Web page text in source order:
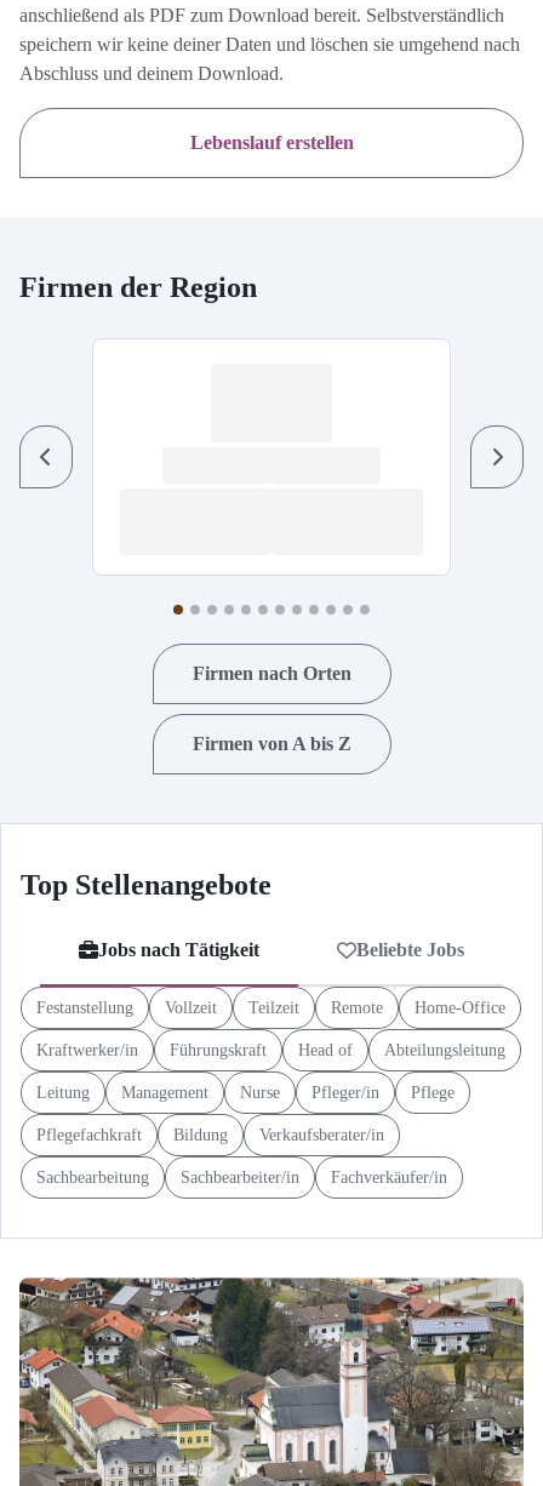
anschließend als PDF zum Download bereit. Selbstverständlich
speichern wir keine deiner Daten und löschen sie umgehend nach
Abschluss und deinem Download.
Lebenslauf erstellen
Firmen der Region
Previous Next
Firmen nach Orten
Firmen von A bis Z
Top Stellenangebote
Jobs nach Tätigkeit Beliebte Jobs
Festanstellung Vollzeit Teilzeit Remote Home-Office
Kraftwerker/in Führungskraft Head of Abteilungsleitung
Leitung Management Nurse Pfleger/in Pflege
Pflegefachkraft Bildung Verkaufsberater/in
Sachbearbeitung Sachbearbeiter/in Fachverkäufer/in